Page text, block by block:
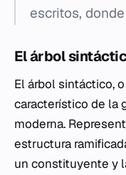
escritos,
El árbol
El árbol sintáctico,
característico de la
moderna.
estructura
un constituyente y